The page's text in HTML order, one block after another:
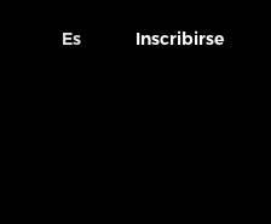
Es Inscribirse